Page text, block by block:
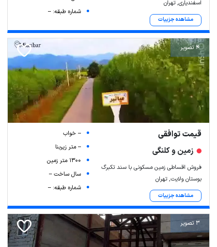
اسفندیاری, تهران
مشاهده جزییات
شماره طبقه: --
4 تصویر
قیمت توافقی
زمین و کلنگی
فروش اقساطی زمین مسکونی با سند تکبرگ
بوستان ولایت, تهران
مشاهده جزییات
-- خواب
-- متر زیربنا
1300 متر زمین
سال ساخت --
شماره طبقه: --
3 تصویر